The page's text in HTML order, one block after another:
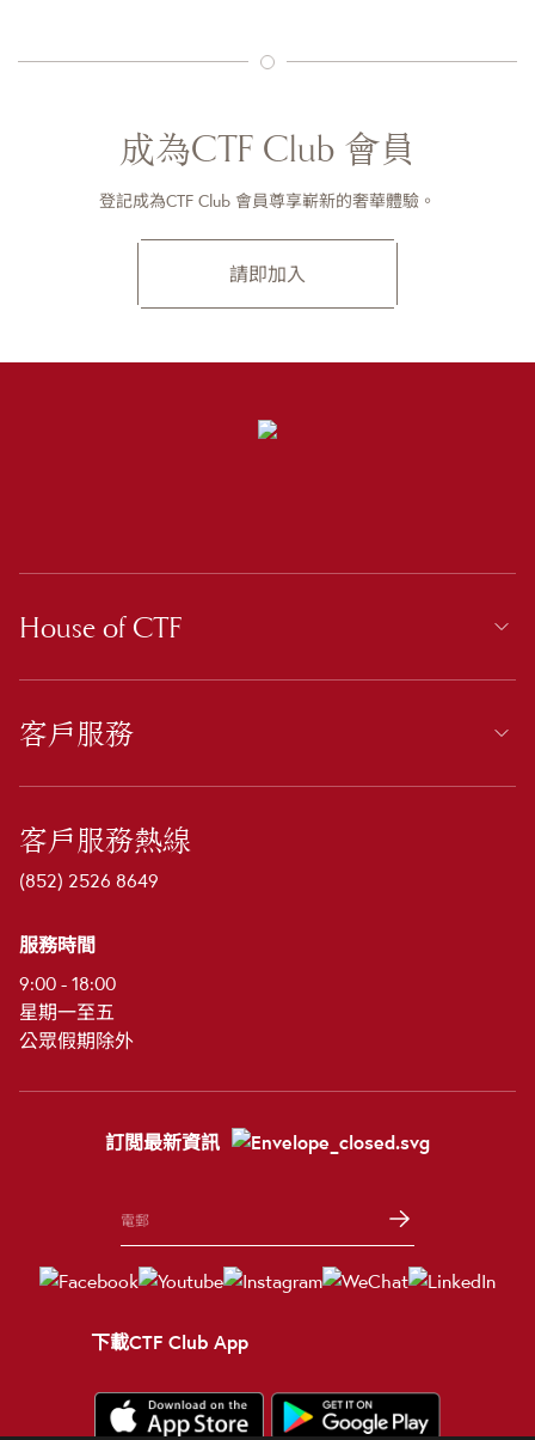
成為CTF Club 會員
登記成為CTF Club 會員尊享嶄新的奢華體驗。
請即加入
House of CTF
客戶服務
客戶服務熱線
(852) 2526 8649
服務時間
9:00 - 18:00
星期一至五
公眾假期除外
訂閲最新資訊
下載CTF Club App